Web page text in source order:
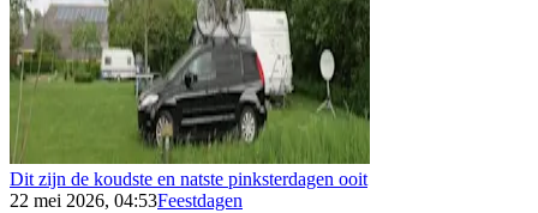
Dit zijn de koudste en natste pinksterdagen ooit
22 mei 2026, 04:53Feestdagen